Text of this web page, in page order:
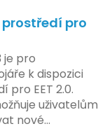
která by
zákonné
údajů.
zaměřuje na
uživatelských
obavy ohledně
dat uživatelů.
pro
je pro
k dispozici
EET 2.0.
uživatelům
nové